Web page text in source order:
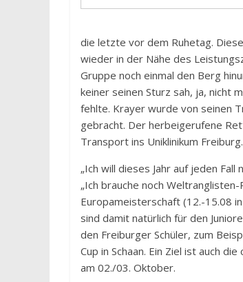
die letzte vor dem Ruhetag.
wieder in der Nähe des
Gruppe noch einmal den Berg
keiner seinen Sturz sah, ja, nicht
fehlte. Krayer wurde von seinen
gebracht. Der herbeigerufene
Transport ins Uniklinikum Freiburg.
„Ich will dieses Jahr auf jeden
„Ich brauche noch
Europameisterschaft (12.-15.08
sind damit natürlich für den
den Freiburger Schüler, zum
Cup in Schaan. Ein Ziel ist auch
am 02./03. Oktober.